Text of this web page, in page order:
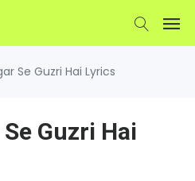
Se Guzri Hai Lyrics
Guzri Hai